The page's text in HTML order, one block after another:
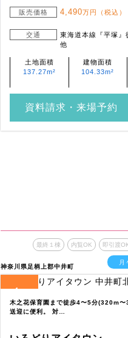
販売価格 4,490万円（税込）
交通
東海道本線『平塚
他
土地面積
137.27m²
建物面積
104.33m²
資料請求・来場予約
神奈川県足柄上郡中井町
最終１棟 内覧OK 即引渡
月
4
木之花保育園まで徒歩4〜5分(320m
送迎に便利。 対…